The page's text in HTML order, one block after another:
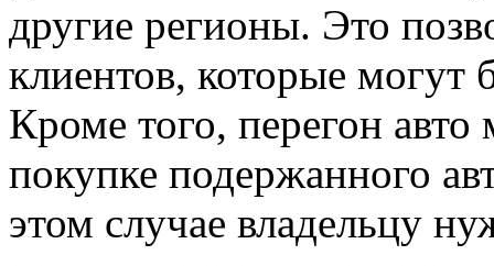
другие регионы. Это
клиентов, которые могут
Кроме того, перегон
покупке подержанного
этом случае владельцу